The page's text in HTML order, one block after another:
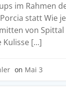
im Rahmen
statt Wie
von Spittal
Kulisse […]
on Mai 3